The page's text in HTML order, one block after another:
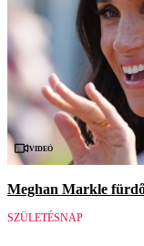
Videó
Meghan Markle
SZÜLETÉSNAP